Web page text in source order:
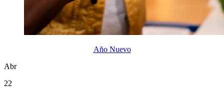
Año Nuevo
Abr
22